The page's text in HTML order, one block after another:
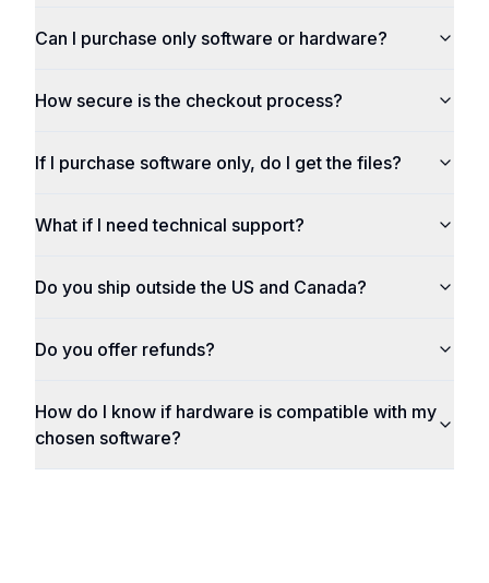
Can I purchase only software or hardware?
How secure is the checkout process?
If I purchase software only, do I get the files?
What if I need technical support?
Do you ship outside the US and Canada?
Do you offer refunds?
How do I know if hardware is compatible with my
chosen software?